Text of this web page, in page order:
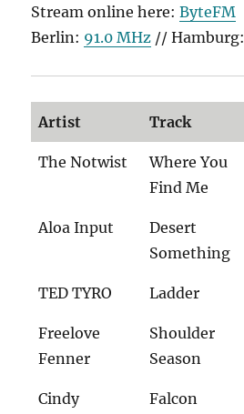
Stream online here:ByteFM
Berlin: 91.0 MHz // Hamburg:
Artist Track
The Notwist
Where You
Find Me
Aloa Input
Desert
Something
TED TYRO Ladder
Freelove
Fenner
Shoulder
Season
Cindy
Falcon